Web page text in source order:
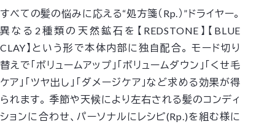
すべての髪の悩みに応える“処方箋（Rp.）”ドライヤー。
異なる2種類の天然鉱石を【REDSTONE】【BLUE
CLAY】という形で本体内部に独自配合。 モード切り
替えで「ボリュームアップ」「ボリュームダウン」「くせ毛
ケア」「ツヤ出し」「ダメージケア」など求める効果が得
られます。 季節や天候により左右される髪のコンディ
ションに合わせ、パーソナルにレシピ(Rp.)を組む様に